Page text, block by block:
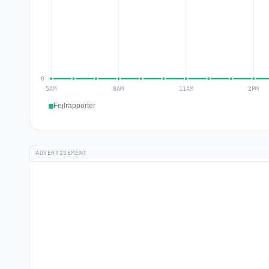
Fejlrapporter
ADVERTISEMENT